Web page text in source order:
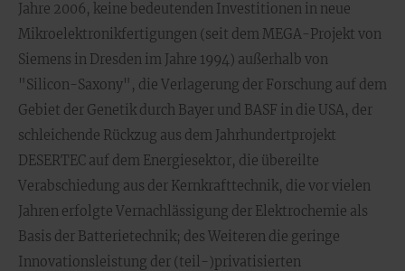
Jahre 2006, keine bedeutenden Investitionen in neue
Mikroelektronikfertigungen (seit dem MEGA-Projekt von
Siemens in Dresden im Jahre 1994) außerhalb von
"Silicon-Saxony", die Verlagerung der Forschung auf dem
Gebiet der Genetik durch Bayer und BASF in die USA, der
schleichende Rückzug aus dem Jahrhundertprojekt
DESERTEC auf dem Energiesektor, die übereilte
Verabschiedung aus der Kernkrafttechnik, die vor vielen
Jahren erfolgte Vernachlässigung der Elektrochemie als
Basis der Batterietechnik; des Weiteren die geringe
Innovationsleistung der (teil-)privatisierten